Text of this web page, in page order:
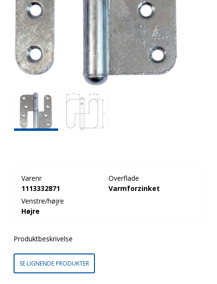
Varenr
1113332871
Overflade
Varmforzinket
Venstre/højre
Højre
Produktbeskrivelse
SE LIGNENDE PRODUKTER